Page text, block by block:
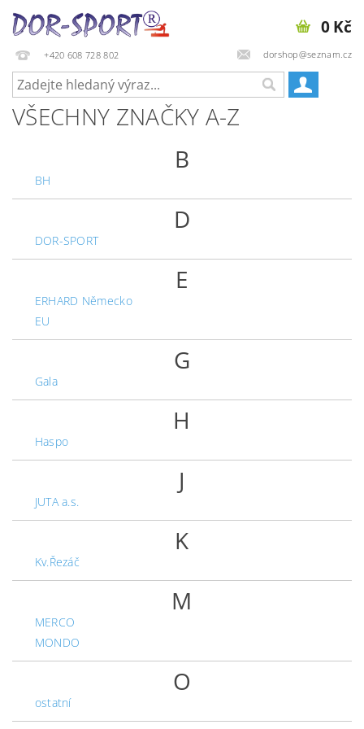
+420 608 728 802 dorshop@seznam.cz
0 Kč
VŠECHNY ZNAČKY A-Z
B
BH
D
DOR-SPORT
E
ERHARD Německo
EU
G
Gala
H
Haspo
J
JUTA a.s.
K
Kv.Řezáč
M
MERCO
MONDO
O
ostatní